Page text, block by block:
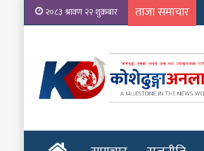
२०८३ श्रावण २२ शुक्रबार ताजा समाचार